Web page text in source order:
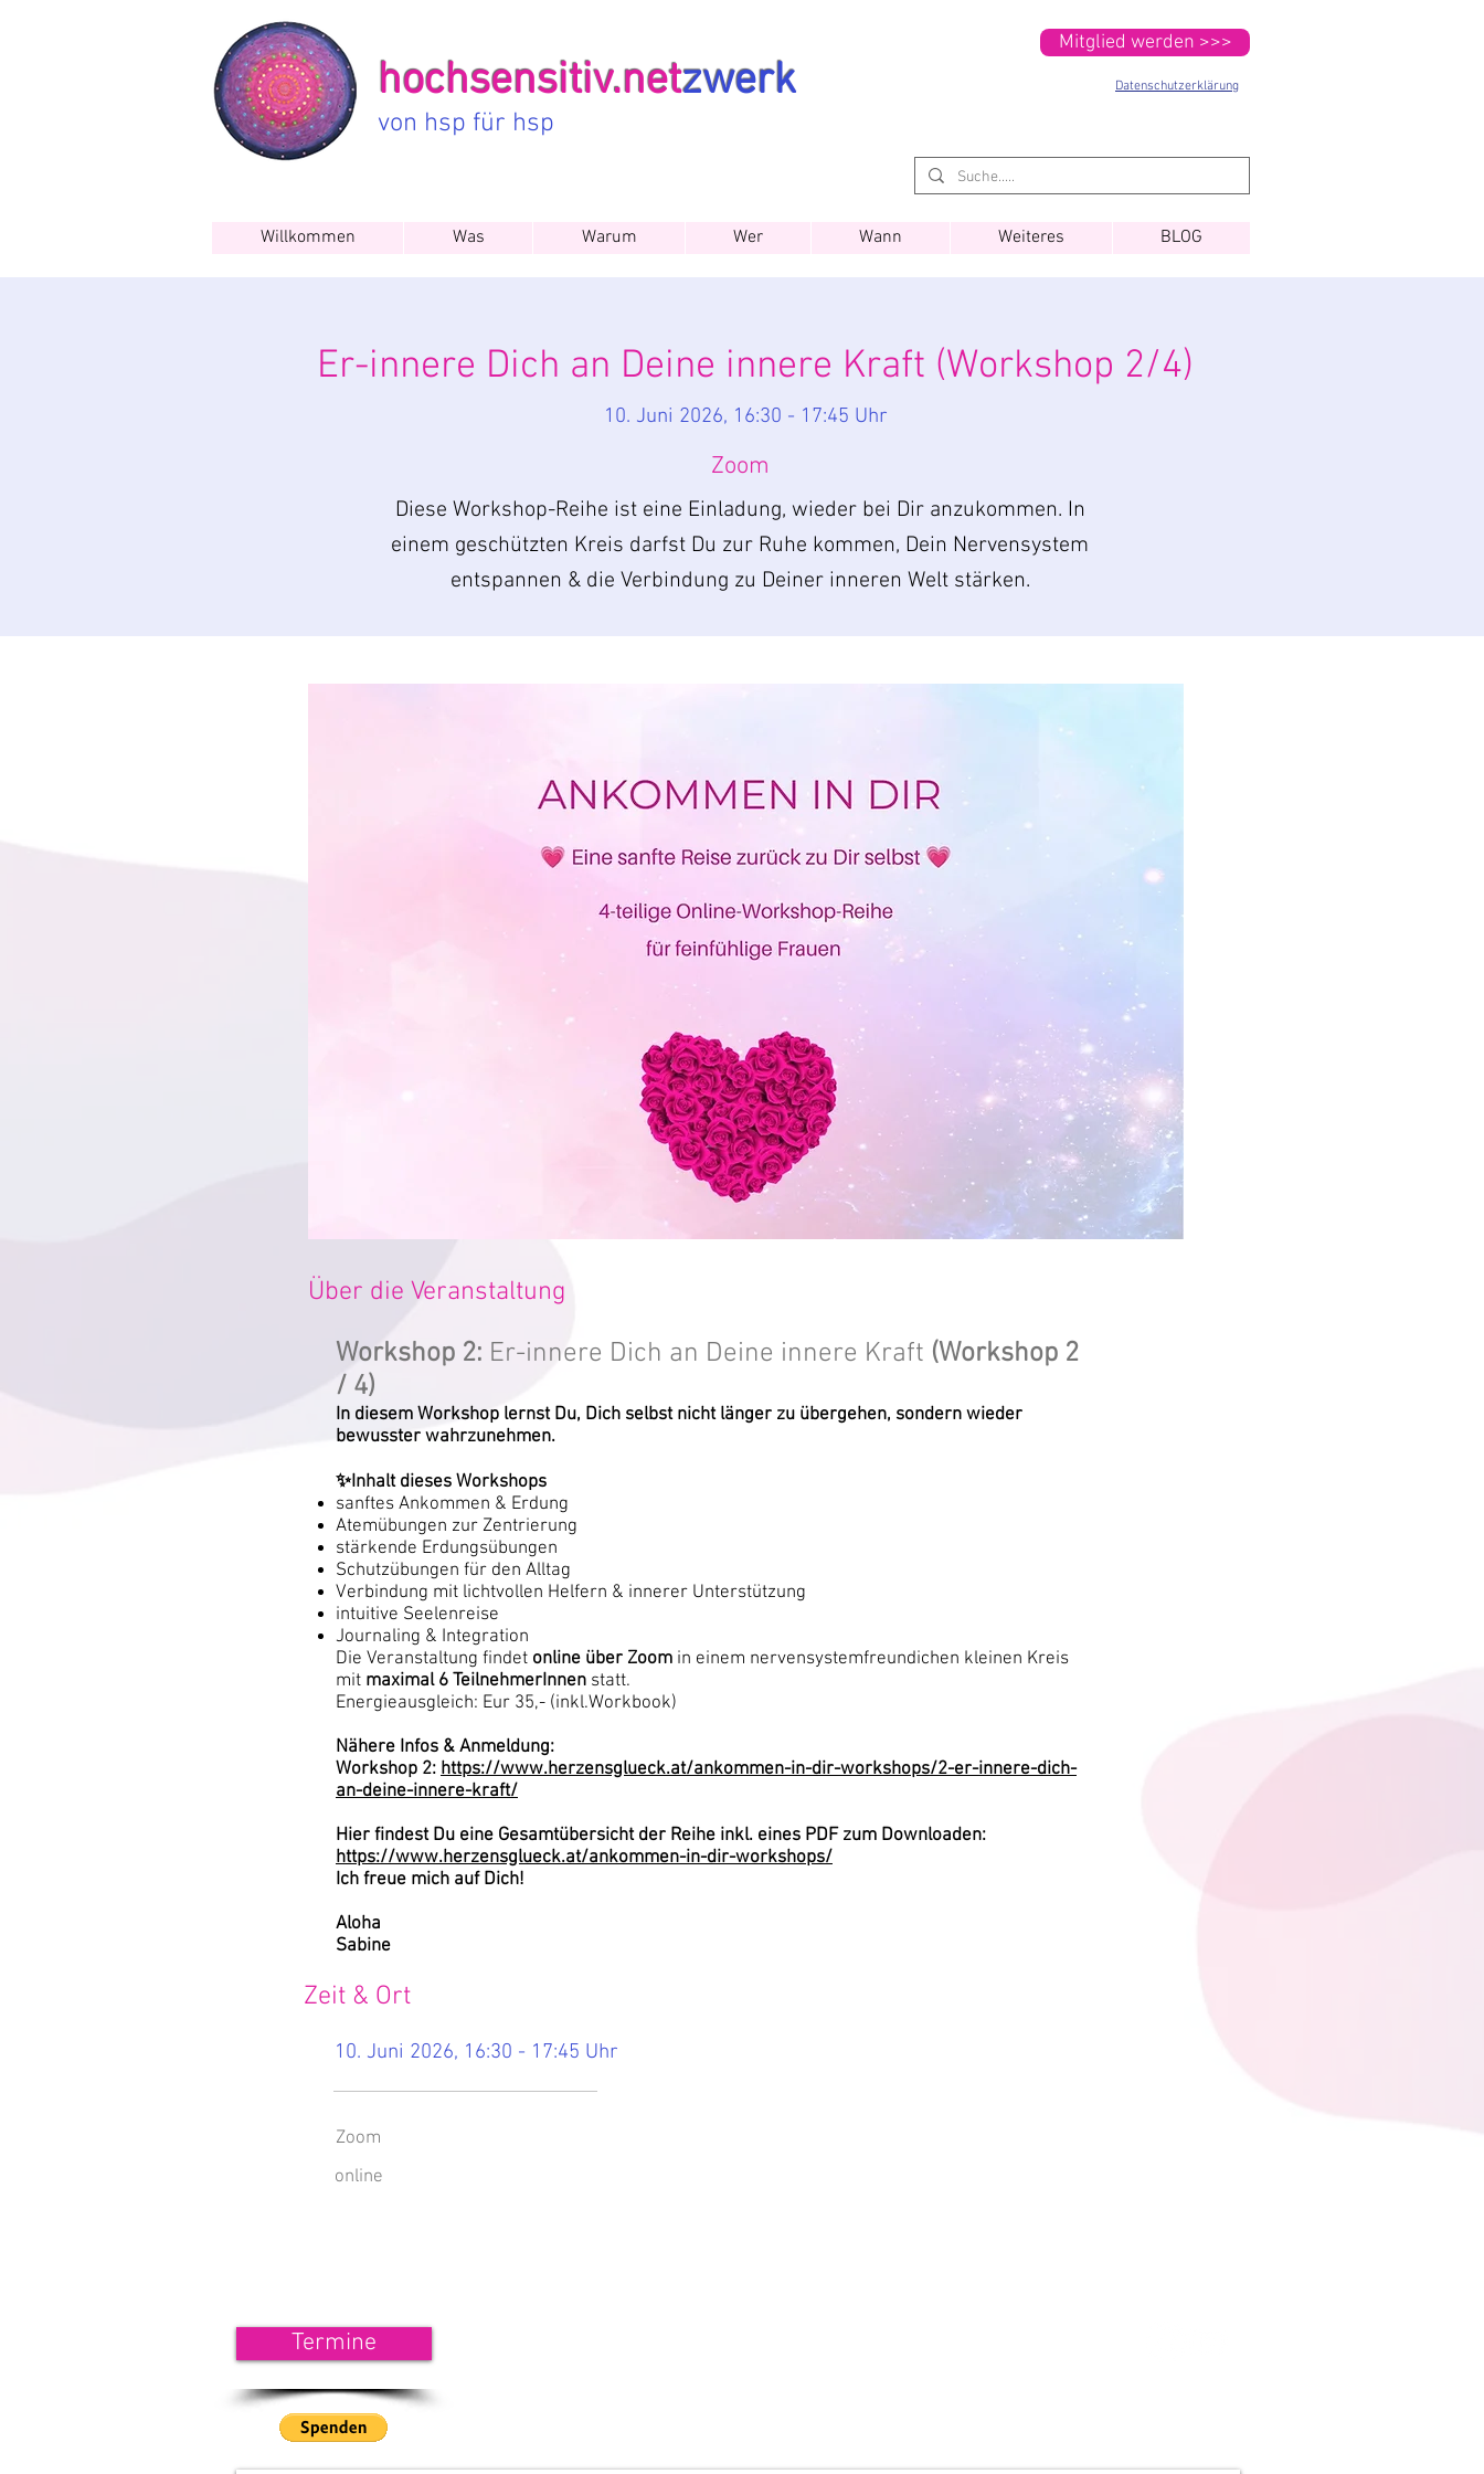
hochsensitiv.netzwerk
von hsp für hsp
Mitglied werden >>>
Datenschutzerklärung
Willkommen Was Warum Wer Wann Weiteres BLOG
Er-innere Dich an Deine innere Kraft (Workshop 2/4)
10. Juni 2026, 16:30 - 17:45 Uhr
Zoom
Diese Workshop-Reihe ist eine Einladung, wieder bei Dir anzukommen. In
einem geschützten Kreis darfst Du zur Ruhe kommen, Dein Nervensystem
entspannen & die Verbindung zu Deiner inneren Welt stärken.
Über die Veranstaltung
Workshop 2: Er-innere Dich an Deine innere Kraft (Workshop 2
/ 4)
In diesem Workshop lernst Du, Dich selbst nicht länger zu übergehen, sondern wieder
bewusster wahrzunehmen.
✨Inhalt dieses Workshops
sanftes Ankommen & Erdung
Atemübungen zur Zentrierung
stärkende Erdungsübungen
Schutzübungen für den Alltag
Verbindung mit lichtvollen Helfern & innerer Unterstützung
intuitive Seelenreise
Journaling & Integration
Die Veranstaltung findet online über Zoom in einem nervensystemfreundichen kleinen Kreis
mit maximal 6 TeilnehmerInnen statt.
Energieausgleich: Eur 35,- (inkl.Workbook)
Nähere Infos & Anmeldung:
Workshop 2: https://www.herzensglueck.at/ankommen-in-dir-workshops/2-er-innere-dich-
an-deine-innere-kraft/
Hier findest Du eine Gesamtübersicht der Reihe inkl. eines PDF zum Downloaden:
https://www.herzensglueck.at/ankommen-in-dir-workshops/
Ich freue mich auf Dich!
Aloha
Sabine
Zeit & Ort
10. Juni 2026, 16:30 - 17:45 Uhr
Zoom
online
Termine